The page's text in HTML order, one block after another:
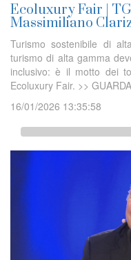
Ecoluxury Fair |
Massimiliano
Turismo sostenibile di
turismo di alta gamma
inclusivo: è il motto dei
Ecoluxury Fair. >>
16/01/2026 13:35:58